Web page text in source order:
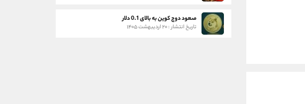
صعود دوج کوین به بالای 0.1 دلار
تاریخ انتشار : ۲۰ اردیبهشت ۱۴۰۵